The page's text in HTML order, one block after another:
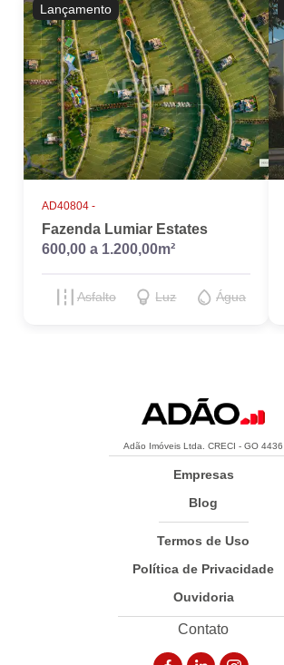
Lançamento
AD40804 -
Fazenda Lumiar Estates
600,00 a 1.200,00m²
Asfalto Luz Água
Adão Imóveis Ltda. CRECI - GO 4436
Empresas
Blog
Termos de Uso
Política de Privacidade
Ouvidoria
Contato